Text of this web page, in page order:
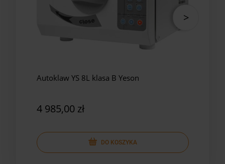
Autoklaw YS 8L klasa B Yeson
4 985,00 zł
DO KOSZYKA